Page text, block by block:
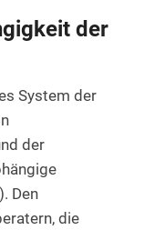
der
System der
der
Den
die